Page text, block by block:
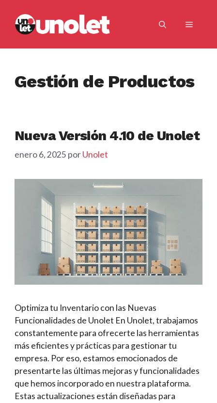
contenido
Menú
Gestión de Productos
Nueva Versión 4.10 de Unolet
enero 6, 2025 porUnolet
Optimiza tu Inventario con las Nuevas
Funcionalidades de Unolet En Unolet, trabajamos
constantemente para ofrecerte las herramientas
más eficientes y prácticas para gestionar tu
empresa. Por eso, estamos emocionados de
presentarte las últimas mejoras y funcionalidades
que hemos incorporado en nuestra plataforma.
Estas actualizaciones están diseñadas para